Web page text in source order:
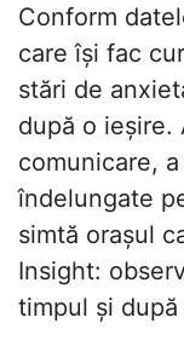
Conform
care își fac
stări de
după o ieșire.
comunicare,
îndelungate
simtă orașul
Insight:
timpul și